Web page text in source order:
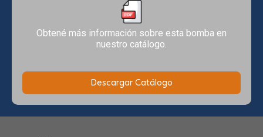
Obtené más información sobre esta bomba en
nuestro catálogo.
Descargar Catálogo